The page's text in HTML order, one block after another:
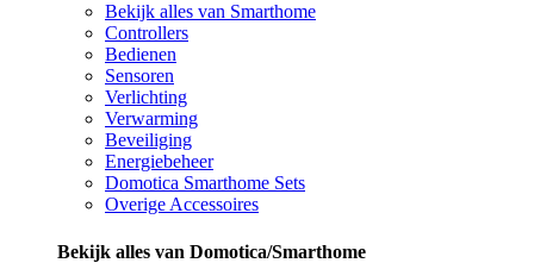
Bekijk alles van Smarthome
Controllers
Bedienen
Sensoren
Verlichting
Verwarming
Beveiliging
Energiebeheer
Domotica Smarthome Sets
Overige Accessoires
Bekijk alles van Domotica/Smarthome